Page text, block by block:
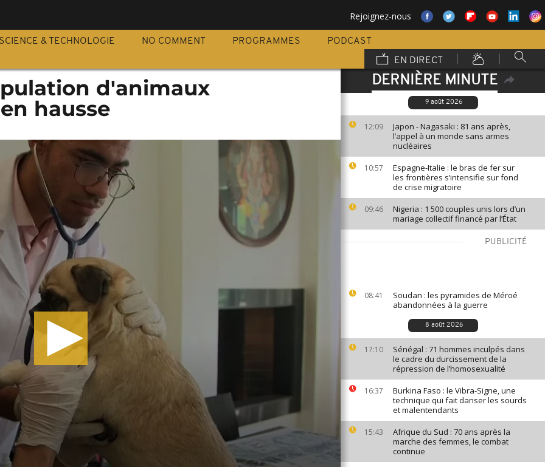
Rejoignez-nous
SCIENCE & TECHNOLOGIE NO COMMENT PROGRAMMES
PODCAST
EN DIRECT
DERNIÈRE MINUTE
9 août 2026
12:09
Japon - Nagasaki : 81 ans après,
l’appel à un monde sans armes
nucléaires
10:57
Espagne-Italie : le bras de fer sur
les frontières s’intensifie sur fond
de crise migratoire
09:46
Nigeria : 1 500 couples unis lors d’un
mariage collectif financé par l’État
PUBLICITÉ
08:41
Soudan : les pyramides de Méroé
abandonnées à la guerre
8 août 2026
17:10
Sénégal : 71 hommes inculpés dans
le cadre du durcissement de la
répression de l’homosexualité
16:37
Burkina Faso : le Vibra-Signe, une
technique qui fait danser les sourds
et malentendants
15:43
Afrique du Sud : 70 ans après la
marche des femmes, le combat
continue
d'animaux
hausse